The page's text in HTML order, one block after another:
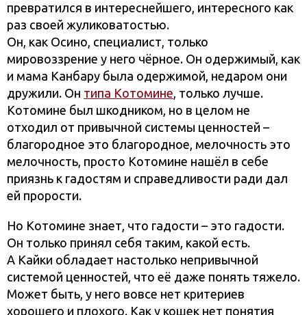
превратился в интереснейшего, интересного как
раз своей жуликоватостью.
Он, как Осино, специалист, только
мировоззрение у него чёрное. Он одержимый, как
и мама Канбару была одержимой, недаром они
дружили. Он типа Котомине, только лучше.
Котомине был шкодником, но в целом не
отходил от привычной системы ценностей –
благородное это благородное, мелочность это
мелочность, просто Котомине нашёл в себе
приязнь к гадостям и справедливости ради дал
ей прорости.
Но Котомине знает, что гадости – это гадости.
Он только принял себя таким, какой есть.
А Кайки обладает настолько непривычной
системой ценностей, что её даже понять тяжело.
Может быть, у него вовсе нет критериев
хорошего и плохого. Как у кошек нет понятия